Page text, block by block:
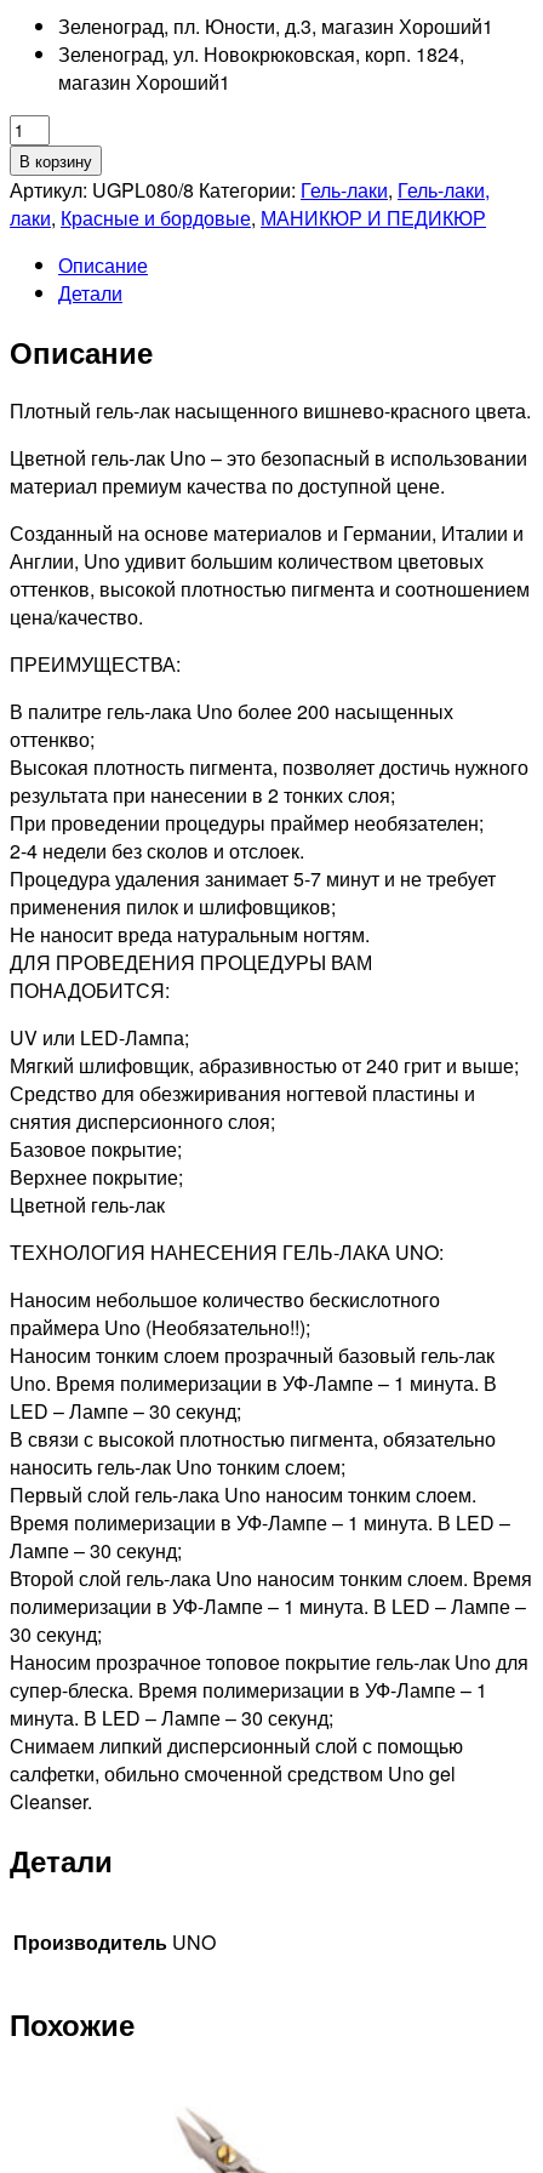
Зеленоград, пл. Юности, д.3, магазин Хороший1
Зеленоград, ул. Новокрюковская, корп. 1824,
магазин Хороший1
Количество
товара
UNO
080
лак
Японский
-
Red,
В корзину
Артикул: UGPL080/8 Категории: Гель-лаки, Гель-лаки,
лаки, Красные и бордовые, МАНИКЮР И ПЕДИКЮР
Описание
Детали
Описание
Плотный гель-лак насыщенного вишнево-красного цвета.
Цветной гель-лак Uno – это безопасный в использовании
материал премиум качества по доступной цене.
Созданный на основе материалов и Германии, Италии и
Англии, Uno удивит большим количеством цветовых
оттенков, высокой плотностью пигмента и соотношением
цена/качество.
ПРЕИМУЩЕСТВА:
В палитре гель-лака Uno более 200 насыщенных
оттенкво;
Высокая плотность пигмента, позволяет достичь нужного
результата при нанесении в 2 тонких слоя;
При проведении процедуры праймер необязателен;
2-4 недели без сколов и отслоек.
Процедура удаления занимает 5-7 минут и не требует
применения пилок и шлифовщиков;
Не наносит вреда натуральным ногтям.
ДЛЯ ПРОВЕДЕНИЯ ПРОЦЕДУРЫ ВАМ
ПОНАДОБИТСЯ:
UV или LED-Лампа;
Мягкий шлифовщик, абразивностью от 240 грит и выше;
Средство для обезжиривания ногтевой пластины и
снятия дисперсионного слоя;
Базовое покрытие;
Верхнее покрытие;
Цветной гель-лак
ТЕХНОЛОГИЯ НАНЕСЕНИЯ ГЕЛЬ-ЛАКА UNO:
Наносим небольшое количество бескислотного
праймера Uno (Необязательно!!);
Наносим тонким слоем прозрачный базовый гель-лак
Uno. Время полимеризации в УФ-Лампе – 1 минута. В
LED – Лампе – 30 секунд;
В связи с высокой плотностью пигмента, обязательно
наносить гель-лак Uno тонким слоем;
Первый слой гель-лака Uno наносим тонким слоем.
Время полимеризации в УФ-Лампе – 1 минута. В LED –
Лампе – 30 секунд;
Второй слой гель-лака Uno наносим тонким слоем. Время
полимеризации в УФ-Лампе – 1 минута. В LED – Лампе –
30 секунд;
Наносим прозрачное топовое покрытие гель-лак Uno для
супер-блеска. Время полимеризации в УФ-Лампе – 1
минута. В LED – Лампе – 30 секунд;
Снимаем липкий дисперсионный слой с помощью
салфетки, обильно смоченной средством Uno gel
Cleanser.
Детали
Производитель UNO
Похожие